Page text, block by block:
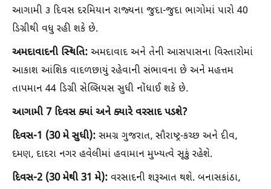
આગામી ૩ દિવસ દરમિયાન રાજ્યના જુદા-જુદા ભાગોમાં પારો 40
ડિગ્રીથી વધુ રહી શકે છે.
અમદાવાદની સ્થિતિ: અમદાવાદ અને તેની આસપાસના વિસ્તારોમાં
આકાશ આંશિક વાદળછાયું રહેવાની સંભાવના છે અને મહત્તમ
તાપમાન 44 ડિગ્રી સેલ્સિયસ સુધી નોંધાઈ શકે છે.
આગામી 7 દિવસ ક્યાં અને ક્યારે વરસાદ પડશે?
દિવસ-1 (30 મે સુધી): સમગ્ર ગુજરાત, સૌરાષ્ટ્ર-કચ્છ અને દીવ,
દમણ, દાદરા નગર હવેલીમાં હવામાન મુખ્યત્વે સૂકું રહેશે.
દિવસ-2 (30 મેથી 31 મે): વરસાદની શરૂઆત થશે. બનાસકાંઠા,